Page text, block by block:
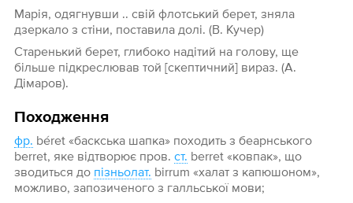
Марія, одягнувши .. свій флотський берет, зняла
дзеркало з стіни, поставила долі. (В. Кучер)
Старенький берет, глибоко надітий на голову, ще
більше підкреслював той [скептичний] вираз. (А.
Дімаров).
Походження
фр. béret «баскська шапка» походить з беарнського
berret, яке відтворює пров. ст. berret «ковпак», що
зводиться до пізньолат. birrum «халат з капюшоном»,
можливо, запозиченого з галльської мови;